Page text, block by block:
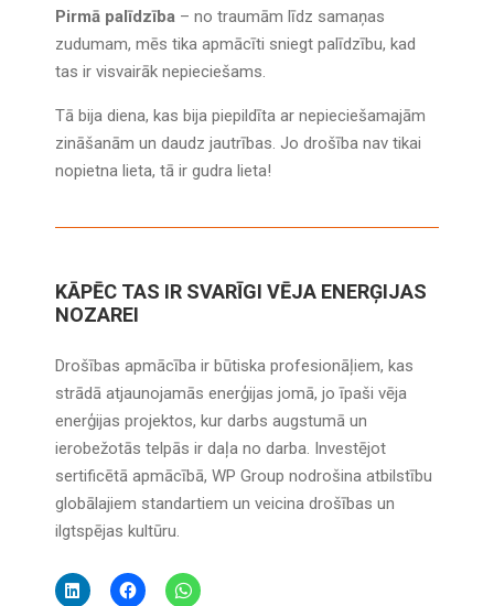
Pirmā palīdzība – no traumām līdz samaņas
zudumam, mēs tika apmācīti sniegt palīdzību, kad
tas ir visvairāk nepieciešams.
Tā bija diena, kas bija piepildīta ar nepieciešamajām
zināšanām un daudz jautrības. Jo drošība nav tikai
nopietna lieta, tā ir gudra lieta!
KĀPĒC TAS IR SVARĪGI VĒJA ENERĢIJAS
NOZAREI
Drošības apmācība ir būtiska profesionāļiem, kas
strādā atjaunojamās enerģijas jomā, jo īpaši vēja
enerģijas projektos, kur darbs augstumā un
ierobežotās telpās ir daļa no darba. Investējot
sertificētā apmācībā, WP Group nodrošina atbilstību
globālajiem standartiem un veicina drošības un
ilgtspējas kultūru.